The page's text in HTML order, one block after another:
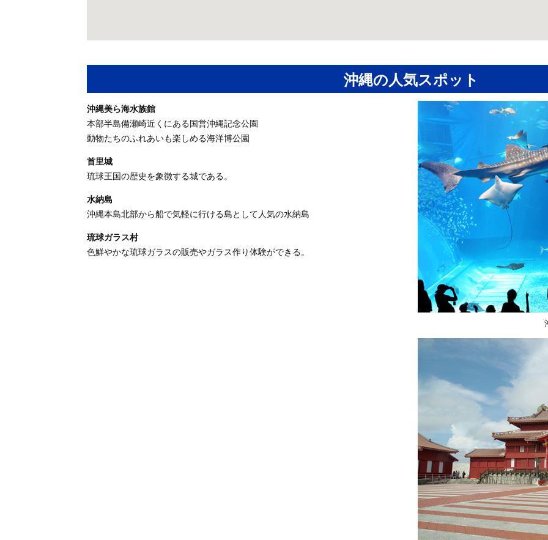
沖縄の人気スポット
沖縄美ら海水族館
本部半島備瀬崎近くにある国営沖縄記念公園
動物たちのふれあいも楽しめる海洋博公園
首里城
琉球王国の歴史を象徴する城である。
水納島
沖縄本島北部から船で気軽に行ける島として人気の水納島
琉球ガラス村
色鮮やかな琉球ガラスの販売やガラス作り体験ができる。